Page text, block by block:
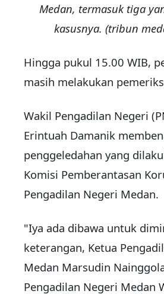
Medan, termasuk tiga
kasusnya. (tribun
Hingga pukul 15.00 WIB,
masih melakukan
Wakil Pengadilan Negeri
Erintuah Damanik
penggeledahan yang
Komisi Pemberantasan
Pengadilan Negeri Medan.
"Iya ada dibawa untuk
keterangan, Ketua
Medan Marsudin
Pengadilan Negeri Medan